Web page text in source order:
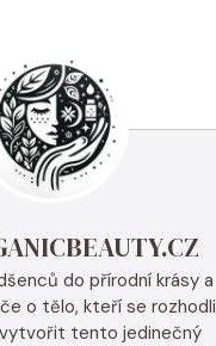
do přírodní krásy a
o tělo, kteří se rozhodli
tento jedinečný